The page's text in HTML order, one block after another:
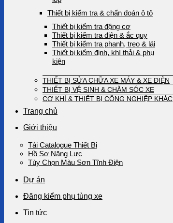
Thiết bị kiểm tra & chẩn đoán ô tô
Thiết bị kiểm tra động cơ
Thiết bị kiểm tra điện & ắc quy
Thiết bị kiểm tra phanh, treo & lái
Thiết bị kiểm định, khí thải & phụ
kiện
THIẾT BỊ SỬA CHỮA XE MÁY & XE ĐIỆN
THIẾT BỊ VỆ SINH & CHĂM SÓC XE
CƠ KHÍ & THIẾT BỊ CÔNG NGHIỆP KHÁC
Trang chủ
Giới thiệu
Tải Catalogue Thiết Bị
Hồ Sơ Năng Lực
Tùy Chọn Màu Sơn Tĩnh Điện
Dự án
Đăng kiểm phụ tùng xe
Tin tức